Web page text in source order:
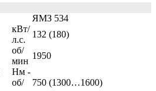
ЯМЗ 534
кВт/
л.с.
132 (180)
об/
мин
1950
Нм -
об/
750 (1300…1600)